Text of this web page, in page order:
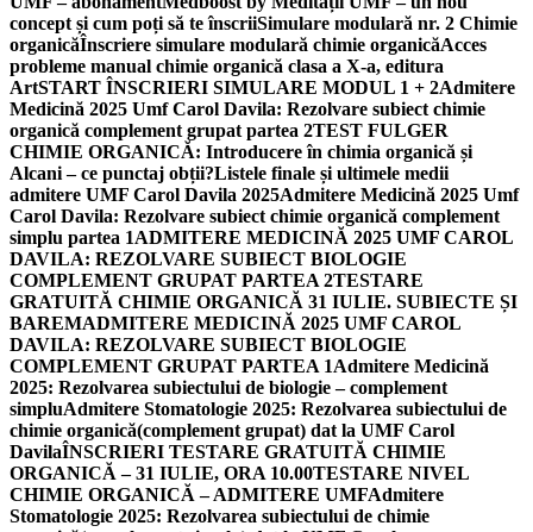
concept și cum poți să te înscriiSimulare modulară nr. 2 Chimie
organicăÎnscriere simulare modulară chimie organicăAcces
probleme manual chimie organică clasa a X-a, editura
ArtSTART ÎNSCRIERI SIMULARE MODUL 1 + 2Admitere
Medicină 2025 Umf Carol Davila: Rezolvare subiect chimie
organică complement grupat partea 2TEST FULGER
CHIMIE ORGANICĂ: Introducere în chimia organică și
Alcani – ce punctaj obții?Listele finale și ultimele medii
admitere UMF Carol Davila 2025Admitere Medicină 2025 Umf
Carol Davila: Rezolvare subiect chimie organică complement
simplu partea 1ADMITERE MEDICINĂ 2025 UMF CAROL
DAVILA: REZOLVARE SUBIECT BIOLOGIE
COMPLEMENT GRUPAT PARTEA 2TESTARE
GRATUITĂ CHIMIE ORGANICĂ 31 IULIE. SUBIECTE ȘI
BAREMADMITERE MEDICINĂ 2025 UMF CAROL
DAVILA: REZOLVARE SUBIECT BIOLOGIE
COMPLEMENT GRUPAT PARTEA 1Admitere Medicină
2025: Rezolvarea subiectului de biologie – complement
simpluAdmitere Stomatologie 2025: Rezolvarea subiectului de
chimie organică(complement grupat) dat la UMF Carol
DavilaÎNSCRIERI TESTARE GRATUITĂ CHIMIE
ORGANICĂ – 31 IULIE, ORA 10.00TESTARE NIVEL
CHIMIE ORGANICĂ – ADMITERE UMFAdmitere
Stomatologie 2025: Rezolvarea subiectului de chimie